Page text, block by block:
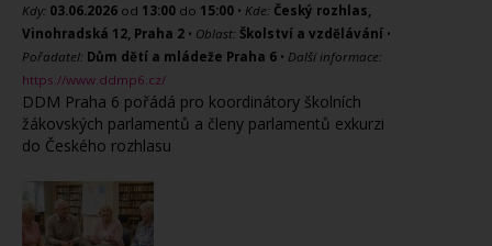
Kdy: 03.06.2026 od 13:00 do 15:00 • Kde: Český rozhlas,
Vinohradská 12, Praha 2 • Oblast: Školství a vzdělávání •
Pořadatel: Dům dětí a mládeže Praha 6 • Další informace:
https://www.ddmp6.cz/
DDM Praha 6 pořádá pro koordinátory školních
žákovských parlamentů a členy parlamentů exkurzi
do Českého rozhlasu